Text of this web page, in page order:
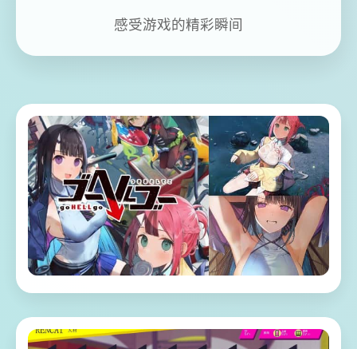
感受游戏的精彩瞬间